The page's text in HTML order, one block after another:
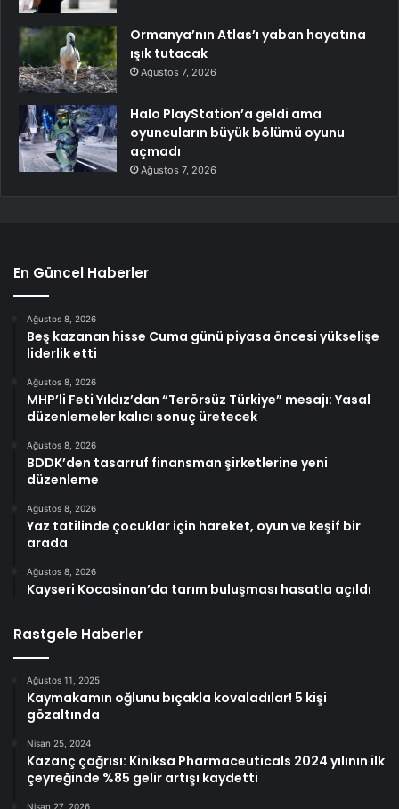
Ormanya’nın Atlas’ı yaban hayatına
ışık tutacak
Ağustos 7, 2026
Halo PlayStation’a geldi ama
oyuncuların büyük bölümü oyunu
açmadı
Ağustos 7, 2026
En Güncel Haberler
Ağustos 8, 2026
Beş kazanan hisse Cuma günü piyasa öncesi yükselişe
liderlik etti
Ağustos 8, 2026
MHP’li Feti Yıldız’dan “Terörsüz Türkiye” mesajı: Yasal
düzenlemeler kalıcı sonuç üretecek
Ağustos 8, 2026
BDDK’den tasarruf finansman şirketlerine yeni
düzenleme
Ağustos 8, 2026
Yaz tatilinde çocuklar için hareket, oyun ve keşif bir
arada
Ağustos 8, 2026
Kayseri Kocasinan’da tarım buluşması hasatla açıldı
Rastgele Haberler
Ağustos 11, 2025
Kaymakamın oğlunu bıçakla kovaladılar! 5 kişi
gözaltında
Nisan 25, 2024
Kazanç çağrısı: Kiniksa Pharmaceuticals 2024 yılının ilk
çeyreğinde %85 gelir artışı kaydetti
Nisan 27, 2026